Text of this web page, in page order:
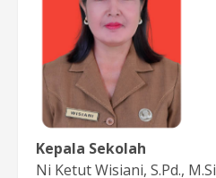
Kepala Sekolah
Ni Ketut Wisiani, S.Pd., M.Si